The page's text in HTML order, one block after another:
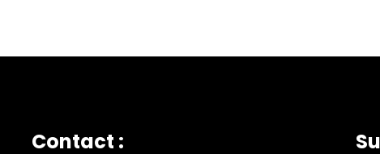
Contact :